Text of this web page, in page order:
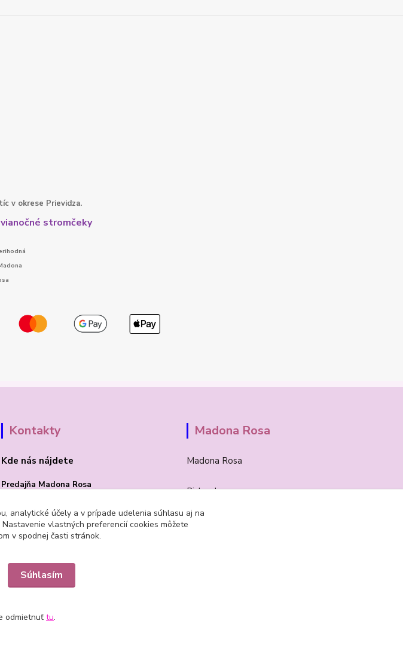
v okrese Prievidza.
stromčeky
Kontakty
Kde nás nájdete
Predajňa Madona Rosa
PRIEVIDZA 97101
Madona Rosa
Madona Rosa
Richard
+421 905 276 211
analytické účely a v prípade udelenia súhlasu aj na
vlastných preferencií cookies môžete
v spodnej časti stránok.
Súhlasím
odmietnuť tu.